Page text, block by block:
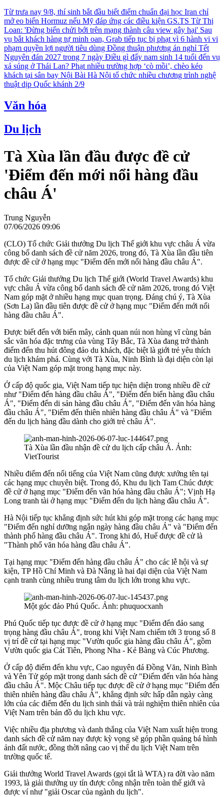
Từ trưa nay 9/8, thí sinh bắt đầu biết điểm chuẩn đại học Iran chỉ
mở eo biển Hormuz nếu Mỹ đáp ứng các điều kiện GS.TS Từ Thị
Loan: 'Đừng biến chửi bới trên mạng thành câu view gây hại' Sau
vụ bắt khách hàng tự minh oan, Grab tiếp tục bị phạt vì 6 hành vi vi
phạm quyền lợi người tiêu dùng Đồng thuận phương án nghỉ Tết
Nguyên đán 2027 trong 7 ngày Điều gì đẩy nam sinh 14 tuổi đến vụ
xả súng ở Thái Lan? Phạt nhiều trường hợp ‘cò mồi’, chèo kéo
khách tại sân bay Nội Bài Hà Nội tổ chức nhiều chương trình nghệ
thuật dịp Quốc khánh 2/9
Văn hóa
Du lịch
Tà Xùa lần đầu được đề cử
'Điểm đến mới nổi hàng đầu
châu Á'
Trung Nguyễn
07/06/2026 09:06
(CLO) Tổ chức Giải thưởng Du lịch Thế giới khu vực châu Á vừa
công bố danh sách đề cử năm 2026, trong đó, Tà Xùa lần đầu tiên
được đề cử ở hạng mục "Điểm đến mới nổi hàng đầu châu Á".
Tổ chức Giải thưởng Du lịch Thế giới (World Travel Awards) khu
vực châu Á vừa công bố danh sách đề cử năm 2026, trong đó Việt
Nam góp mặt ở nhiều hạng mục quan trọng. Đáng chú ý, Tà Xùa
(Sơn La) lần đầu tiên được đề cử ở hạng mục "Điểm đến mới nổi
hàng đầu châu Á".
Được biết đến với biển mây, cảnh quan núi non hùng vĩ cùng bản
sắc văn hóa đặc trưng của vùng Tây Bắc, Tà Xùa đang trở thành
điểm đến thu hút đông đảo du khách, đặc biệt là giới trẻ yêu thích
du lịch khám phá. Cùng với Tà Xùa, Ninh Bình là đại diện còn lại
của Việt Nam góp mặt trong hạng mục này.
Ở cấp độ quốc gia, Việt Nam tiếp tục hiện diện trong nhiều đề cử
như "Điểm đến hàng đầu châu Á", "Điểm đến biển hàng đầu châu
Á", "Điểm đến di sản hàng đầu châu Á", "Điểm đến văn hóa hàng
đầu châu Á", "Điểm đến thiên nhiên hàng đầu châu Á" và "Điểm
đến du lịch hàng đầu dành cho giới trẻ châu Á".
Tà Xùa lần đầu nhận đề cử du lịch cấp châu Á. Ảnh:
VietTourist
Nhiều điểm đến nổi tiếng của Việt Nam cũng được xướng tên tại
các hạng mục chuyên biệt. Trong đó, Khu du lịch Tam Chúc được
đề cử ở hạng mục "Điểm đến văn hóa hàng đầu châu Á"; Vịnh Hạ
Long tranh tài ở hạng mục "Điểm đến du lịch hàng đầu châu Á".
Hà Nội tiếp tục khẳng định sức hút khi góp mặt trong các hạng mục
"Điểm đến nghỉ dưỡng ngắn ngày hàng đầu châu Á" và "Điểm đến
thành phố hàng đầu châu Á". Trong khi đó, Huế được đề cử là
"Thành phố văn hóa hàng đầu châu Á".
Tại hạng mục "Điểm đến hàng đầu châu Á" cho các lễ hội và sự
kiện, TP Hồ Chí Minh và Đà Nẵng là hai đại diện của Việt Nam
cạnh tranh cùng nhiều trung tâm du lịch lớn trong khu vực.
Một góc đảo Phú Quốc. Ảnh: phuquocxanh
Phú Quốc tiếp tục được đề cử ở hạng mục "Điểm đến đảo sang
trọng hàng đầu châu Á", trong khi Việt Nam chiếm tới 3 trong số 8
vị trí đề cử tại hạng mục "Vườn quốc gia hàng đầu châu Á", gồm
Vườn quốc gia Cát Tiên, Phong Nha - Kẻ Bàng và Cúc Phương.
Ở cấp độ điểm đến khu vực, Cao nguyên đá Đồng Văn, Ninh Bình
và Yên Tử góp mặt trong danh sách đề cử "Điểm đến văn hóa hàng
đầu châu Á". Mộc Châu tiếp tục được đề cử ở hạng mục "Điểm đến
thiên nhiên hàng đầu châu Á", khẳng định sức hấp dẫn ngày càng
lớn của các điểm đến du lịch sinh thái và trải nghiệm thiên nhiên của
Việt Nam trên bản đồ du lịch khu vực.
Việc nhiều địa phương và danh thắng của Việt Nam xuất hiện trong
danh sách đề cử năm nay được kỳ vọng sẽ góp phần quảng bá hình
ảnh đất nước, đồng thời nâng cao vị thế du lịch Việt Nam trên
trường quốc tế.
Giải thưởng World Travel Awards (gọi tắt là WTA) ra đời vào năm
1993, là giải thưởng uy tín được công nhận trên toàn thế giới và
được ví như "giải Oscar của ngành du lịch".